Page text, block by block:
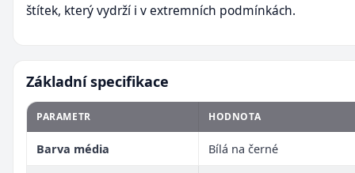
štítek, který vydrží i v extremních podmínkách.
Základní specifikace
PARAMETR HODNOTA
Barva média Bílá na černé